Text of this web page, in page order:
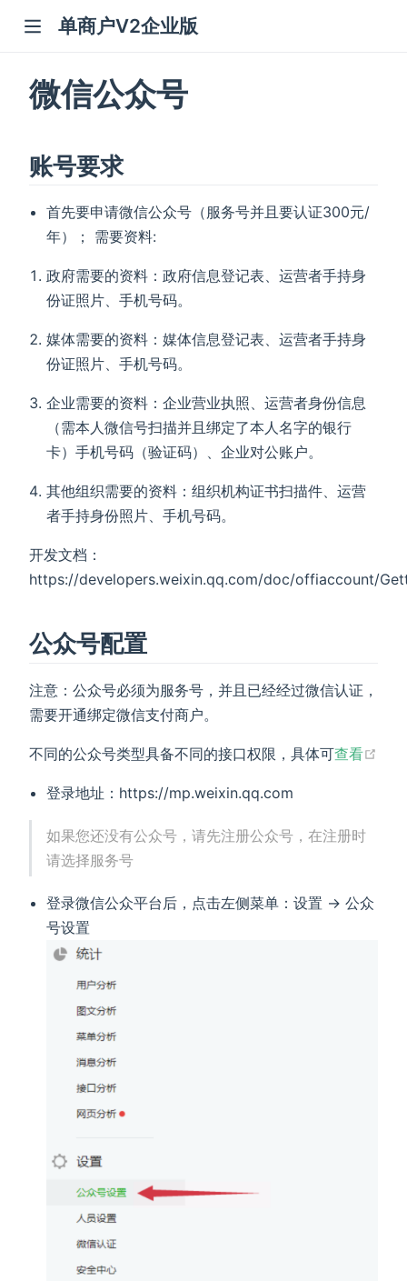
单商户V2企业版
微信公众号
账号要求
首先要申请微信公众号（服务号并且要认证300元/
年）； 需要资料:
政府需要的资料：政府信息登记表、运营者手持身
份证照片、手机号码。
媒体需要的资料：媒体信息登记表、运营者手持身
份证照片、手机号码。
企业需要的资料：企业营业执照、运营者身份信息
（需本人微信号扫描并且绑定了本人名字的银行
卡）手机号码（验证码）、企业对公账户。
其他组织需要的资料：组织机构证书扫描件、运营
者手持身份照片、手机号码。
开发文档：
https://developers.weixin.qq.com/doc/offiaccount/
公众号配置
注意：公众号必须为服务号，并且已经经过微信认证，
需要开通绑定微信支付商户。
不同的公众号类型具备不同的接口权限，具体可查看
登录地址：https://mp.weixin.qq.com
如果您还没有公众号，请先注册公众号，在注册时
请选择服务号
登录微信公众平台后，点击左侧菜单：设置 -> 公众
号设置